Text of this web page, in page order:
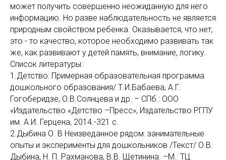
может получить совершенно неожиданную для него
информацию. Но разве наблюдательность не является
природным свойством ребенка. Оказывается, что нет,
это - то качество, которое необходимо развивать так
же, как развивают у детей память, внимание, логику.
Список литературы:
1.Детство: Примерная образовательная программа
дошкольного образования/ Т.И.Бабаева, А.Г.
Гогоберидзе, О.В.Солнцева и др. – СПб.: ООО
«Издательство «Детство –Пресс», Издательство РГПУ
им. А.И. Герцена, 2014.-321 с.
2.Дыбина О. В Неизведанное рядом: занимательные
опыты и эксперименты для дошкольников /Текст/ О.В.
Дыбина, Н. П. Рахманова, В.В. Щетинина. –М.: ТЦ